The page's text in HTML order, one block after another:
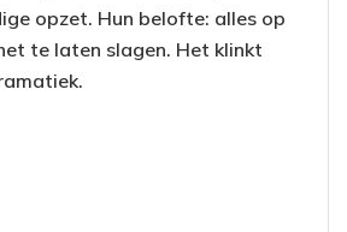
opzet. Hun belofte: alles op
te laten slagen. Het klinkt